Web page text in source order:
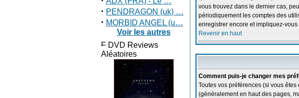
· PENDRAGON (uk) …
· MORBID ANGEL (u…
Voir les autres
DVD Reviews
Aléatoires
vous trouvez dans le dernier cas,
périodiquement les comptes des
enregistrer encore et impliquez-
Revenir en haut
Comment puis-je changer mes
Toutes vos préférences (si vous
(généralement en haut des pages,